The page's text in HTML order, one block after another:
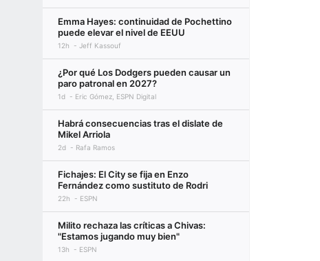
Emma Hayes: continuidad de Pochettino
puede elevar el nivel de EEUU
12h Jeff Kassouf
¿Por qué Los Dodgers pueden causar un
paro patronal en 2027?
1d Eric Gómez, ESPN Digital
Habrá consecuencias tras el dislate de
Mikel Arriola
2d Rafa Ramos
Fichajes: El City se fija en Enzo
Fernández como sustituto de Rodri
22h ESPN
Milito rechaza las críticas a Chivas:
"Estamos jugando muy bien"
13h ESPN